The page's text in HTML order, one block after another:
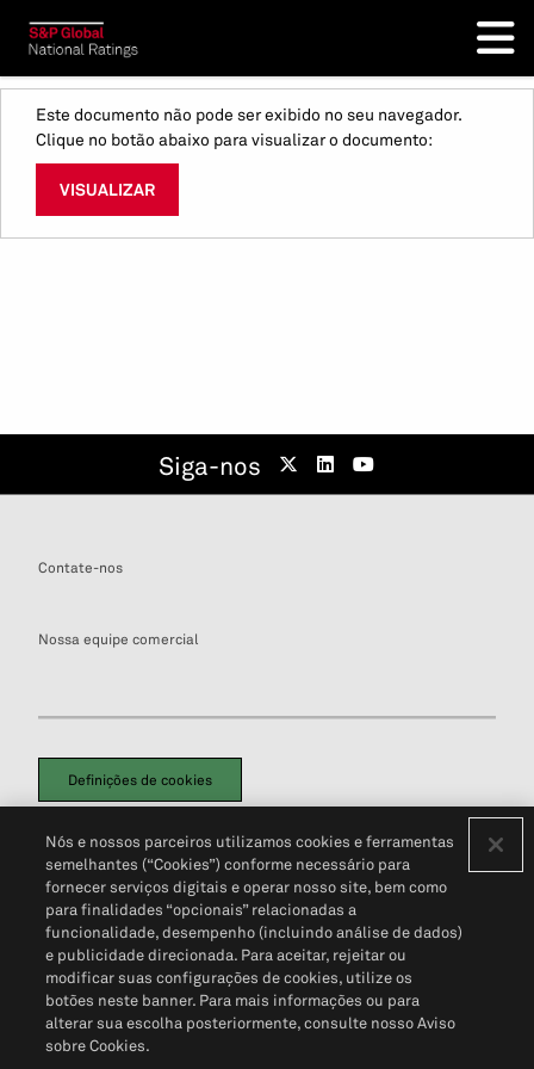
Este documento não pode ser exibido no seu navegador.
Clique no botão abaixo para visualizar o documento:
VISUALIZAR
Siga-nos
Contate-nos
Nossa equipe comercial
Definições de cookies
Política de PrivacidadePortal de privacidade do cliente (em inglês)
Não Venda Minhas Informações Pessoais© 2026 S&P Global
Nós e nossos parceiros utilizamos cookies e ferramentas
semelhantes (“Cookies”) conforme necessário para
fornecer serviços digitais e operar nosso site, bem como
para finalidades “opcionais” relacionadas a
funcionalidade, desempenho (incluindo análise de dados)
e publicidade direcionada. Para aceitar, rejeitar ou
modificar suas configurações de cookies, utilize os
botões neste banner. Para mais informações ou para
alterar sua escolha posteriormente, consulte nosso Aviso
sobre Cookies.